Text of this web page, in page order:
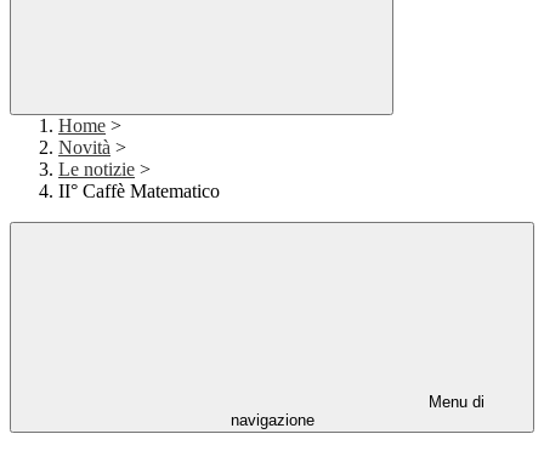
Home >
Novità >
Le notizie >
II° Caffè Matematico
Menu di
navigazione